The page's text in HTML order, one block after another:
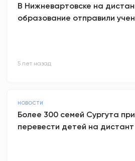
В Нижневартовске на
образование отправили
5 лет назад
НОВОСТИ
Более 300 семей Сургута
перевести детей на дистант